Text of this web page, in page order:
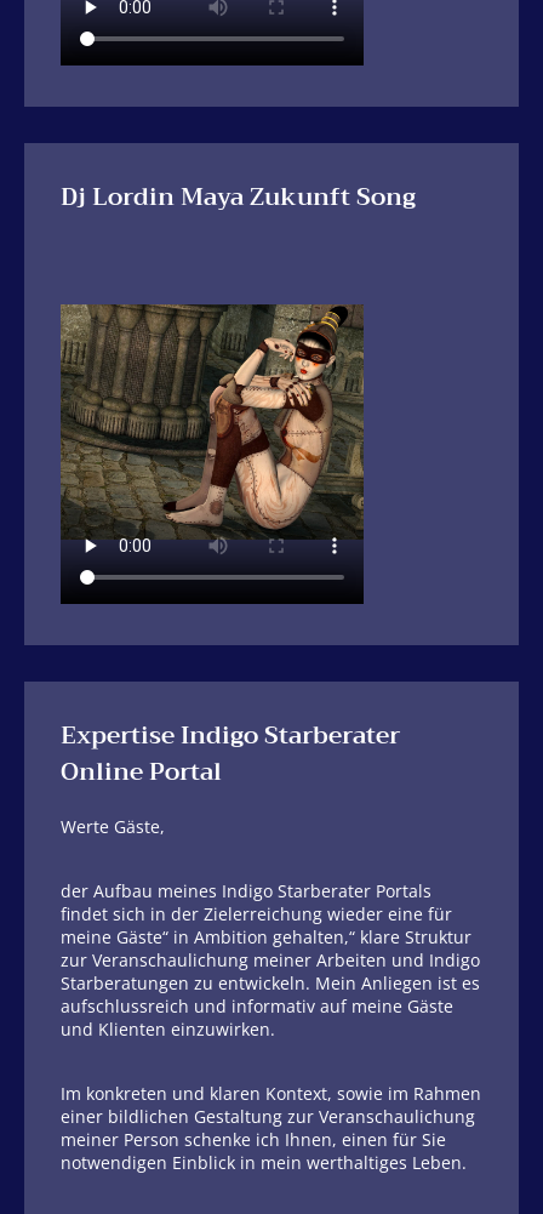
Dj Lordin Maya Zukunft Song
Expertise Indigo Starberater
Online Portal
Werte Gäste,
der Aufbau meines Indigo Starberater Portals
findet sich in der Zielerreichung wieder eine für
meine Gäste“ in Ambition gehalten,“ klare Struktur
zur Veranschaulichung meiner Arbeiten und Indigo
Starberatungen zu entwickeln. Mein Anliegen ist es
aufschlussreich und informativ auf meine Gäste
und Klienten einzuwirken.
Im konkreten und klaren Kontext, sowie im Rahmen
einer bildlichen Gestaltung zur Veranschaulichung
meiner Person schenke ich Ihnen, einen für Sie
notwendigen Einblick in mein werthaltiges Leben.